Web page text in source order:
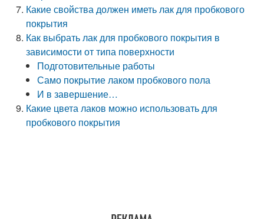
Какие свойства должен иметь лак для пробкового
покрытия
Как выбрать лак для пробкового покрытия в
зависимости от типа поверхности
Подготовительные работы
Само покрытие лаком пробкового пола
И в завершение…
Какие цвета лаков можно использовать для
пробкового покрытия